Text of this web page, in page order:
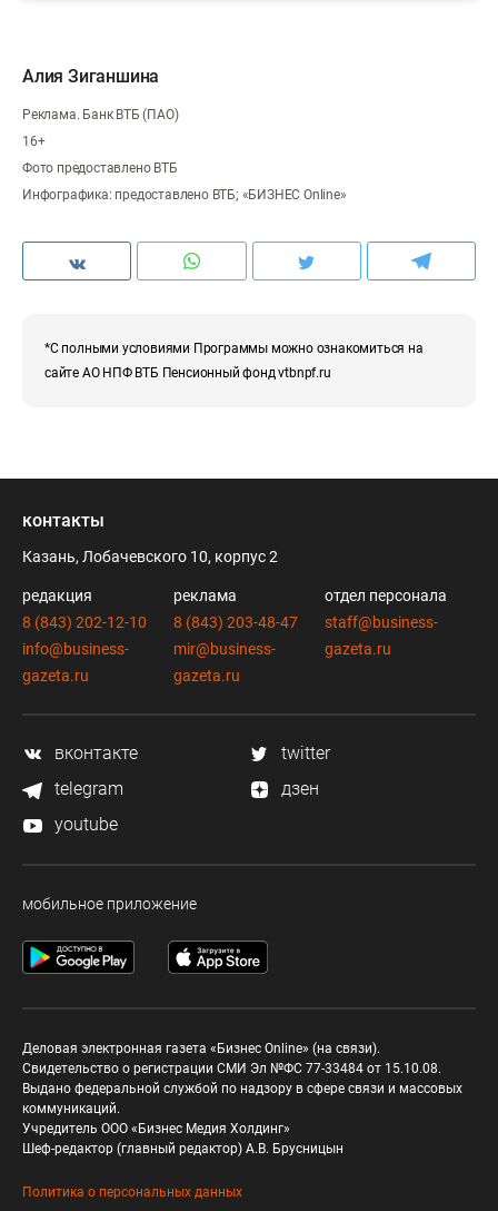
Алия Зиганшина
Реклама. Банк ВТБ (ПАО)
16+
Фото предоставлено ВТБ
Инфографика: предоставлено ВТБ; «БИЗНЕС Online»
*С полными условиями Программы можно ознакомиться на
сайте АО НПФ ВТБ Пенсионный фонд vtbnpf.ru
контакты
Казань, Лобачевского 10, корпус 2
редакция
8 (843) 202-12-10
info@business-
gazeta.ru
реклама
8 (843) 203-48-47
mir@business-
gazeta.ru
отдел персонала
staff@business-
gazeta.ru
вконтакте
twitter
telegram
дзен
youtube
мобильное приложение
Деловая электронная газета «Бизнес Online» (на связи).
Свидетельство о регистрации СМИ Эл №ФС 77-33484 от 15.10.08.
Выдано федеральной службой по надзору в сфере связи и массовых
коммуникаций.
Учредитель ООО «Бизнес Медия Холдинг»
Шеф-редактор (главный редактор) А.В. Брусницын
Политика о персональных данных